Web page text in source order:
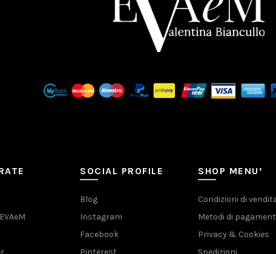
SOCIAL PROFILE
Blog
Instagram
Facebook
Pinterest
SHOP MENU’
Condizioni di
Metodi di
Privacy & Cookies
Spedizioni